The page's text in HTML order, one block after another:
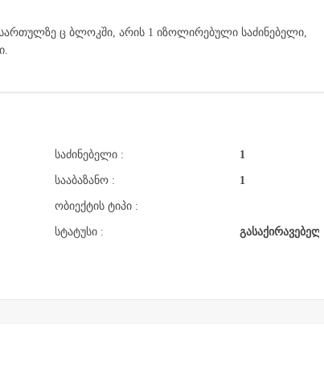
ც ბლოკში, არის 1 იზოლირებული საძინებელი,
საძინებელი : 1
სააბაზანო : 1
ობიექტის ტიპი :
სტატუსი : გასაქირავებელი